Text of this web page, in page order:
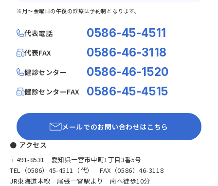
※月～金曜日の午後の診療は予約制となります。
代表電話 0586-45-4511
代表FAX 0586-46-3118
健診センター 0586-46-1520
健診センターFAX 0586-45-4515
メールでのお問い合わせはこちら
● アクセス
〒491-8531 愛知県一宮市中町1丁目3番5号
TEL（0586）45-4511（代） FAX（0586）46-3118
JR東海道本線 尾張一宮駅より 南へ徒歩10分